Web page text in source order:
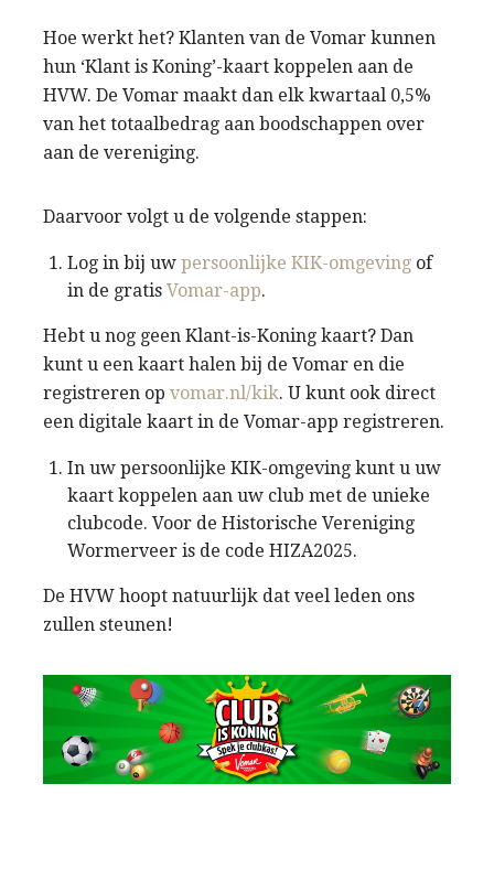
Hoe werkt het? Klanten van de Vomar kunnen
hun ‘Klant is Koning’-kaart koppelen aan de
HVW. De Vomar maakt dan elk kwartaal 0,5%
van het totaalbedrag aan boodschappen over
aan de vereniging.
Daarvoor volgt u de volgende stappen:
Log in bij uwpersoonlijke KIK-omgeving of
in de gratisVomar-app.
Hebt u nog geen Klant-is-Koning kaart? Dan
kunt u een kaart halen bij de Vomar en die
registreren op vomar.nl/kik. U kunt ook direct
een digitale kaart in de Vomar-app registreren.
In uw persoonlijke KIK-omgeving kunt u uw
kaart koppelen aan uw club met de unieke
clubcode. Voor de Historische Vereniging
Wormerveer is de code HIZA2025.
De HVW hoopt natuurlijk dat veel leden ons
zullen steunen!